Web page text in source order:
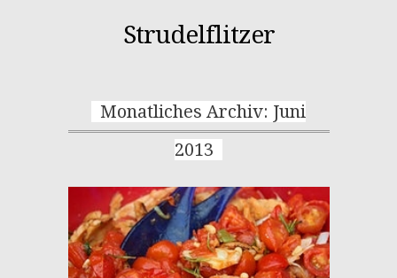
Strudelflitzer
Monatliches Archiv: Juni
2013